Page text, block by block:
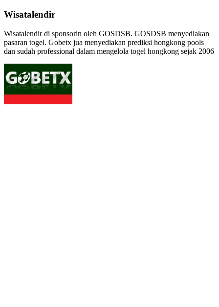
Wisatalendir
Wisatalendir di sponsorin oleh GOSDSB. GOSDSB menyediakan
pasaran togel. Gobetx jua menyediakan prediksi hongkong pools
dan sudah professional dalam mengelola togel hongkong sejak 2006